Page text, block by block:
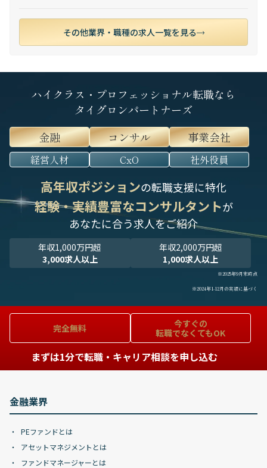
その他業界・職種の求人一覧を見る
ハイクラス・プロフェッショナル転職なら
タイグロンパートナーズ
金融
コンサル 事業会社
経営人材 CxO 社外役員
高年収ポジションの転職支援に特化
経験・実績豊富なコンサルタントが
あなたに合う求人をご紹介
年収1,000万円超
3,000求人以上
年収2,000万円超
1,000求人以上
※2025年9月末時点
※2024年1-12月の実績に基づく
完全無料
今すぐの
転職でなくてもOK
まずは1分で転職・キャリア相談を申し込む
金融業界
PEファンドとは
アセットマネジメントとは
ファンドマネージャーとは